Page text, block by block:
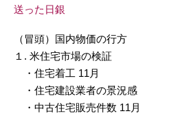
送った日銀
（冒頭）国内物価の行方
１. 米住宅市場の検証
・住宅着工 11月
・住宅建設業者の景況感
・中古住宅販売件数 11月